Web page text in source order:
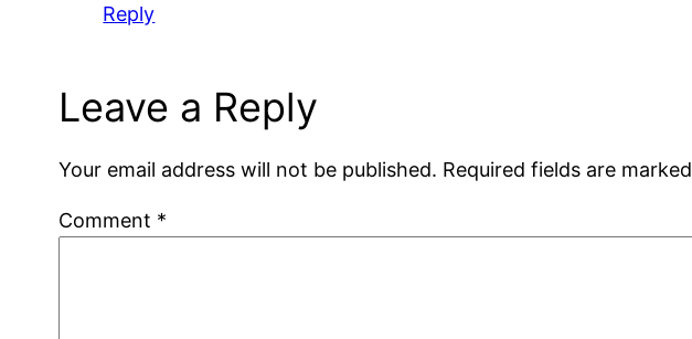
Reply
Leave a Reply
Your email address will not be published. Required fields are marked
Comment *